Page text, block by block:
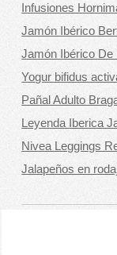
Infusiones
Jamón Ibérico
Jamón Ibérico De
Yogur bifidus
Pañal Adulto
Leyenda Iberica
Nivea Leggings
Jalapeños en